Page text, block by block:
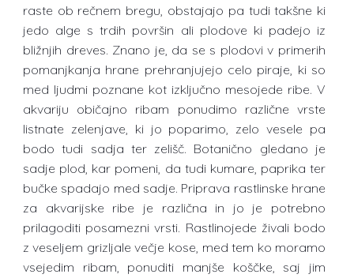
raste ob rečnem bregu, obstajajo pa tudi takšne ki
jedo alge s trdih površin ali plodove ki padejo iz
bližnjih dreves. Znano je, da se s plodovi v primerih
pomanjkanja hrane prehranjujejo celo piraje, ki so
med ljudmi poznane kot izključno mesojede ribe. V
akvariju običajno ribam ponudimo različne vrste
listnate zelenjave, ki jo poparimo, zelo vesele pa
bodo tudi sadja ter zelišč. Botanično gledano je
sadje plod, kar pomeni, da tudi kumare, paprika ter
bučke spadajo med sadje. Priprava rastlinske hrane
za akvarijske ribe je različna in jo je potrebno
prilagoditi posamezni vrsti. Rastlinojede živali bodo
z veseljem grizljale večje kose, med tem ko moramo
vsejedim ribam, ponuditi manjše koščke, saj jim